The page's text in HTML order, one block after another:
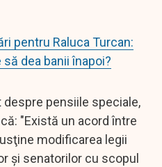
pentru Raluca Turcan:
dea banii înapoi?
pensiile speciale,
"Există un acord între
modificarea legii
şi senatorilor cu scopul